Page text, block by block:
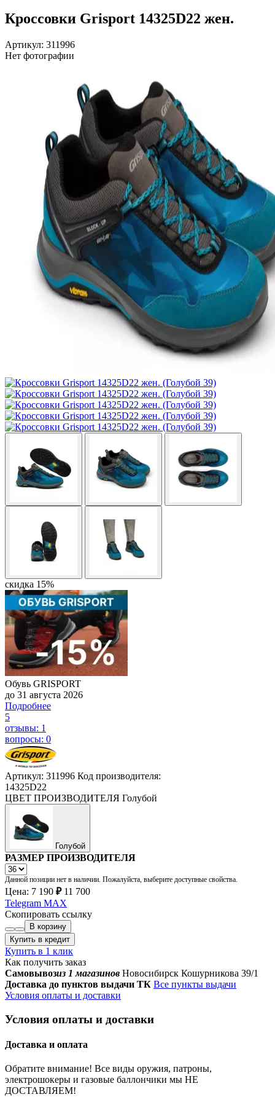
Кроссовки Grisport 14325D22 жен.
Артикул: 311996
Нет фотографии
скидка 15%
Обувь GRISPORT
до 31 августа 2026
Подробнее
5
отзывы: 1
вопросы: 0
Артикул: 311996 Код производителя:
14325D22
ЦВЕТ ПРОИЗВОДИТЕЛЯ Голубой
Голубой
РАЗМЕР ПРОИЗВОДИТЕЛЯ
Данной позиции нет в наличии. Пожалуйста, выберите доступные свойства.
Цена: 7 190 ₽ 11 700
Telegram MAX
Скопировать ссылку
В корзину
Купить в кредит
Купить в 1 клик
Как получить заказ
Самовывозиз 1 магазинов Новосибирск Кошурникова 39/1
Доставка до пунктов выдачи ТК Все пункты выдачи
Условия оплаты и доставки
Условия оплаты и доставки
Доставка и оплата
Обратите внимание! Все виды оружия, патроны,
электрошокеры и газовые баллончики мы НЕ
ДОСТАВЛЯЕМ!